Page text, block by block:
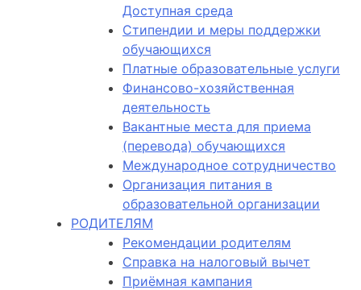
Доступная среда
Стипендии и меры поддержки
обучающихся
Платные образовательные услуги
Финансово-хозяйственная
деятельность
Вакантные места для приема
(перевода) обучающихся
Международное сотрудничество
Организация питания в
образовательной организации
РОДИТЕЛЯМ
Рекомендации родителям
Справка на налоговый вычет
Приёмная кампания